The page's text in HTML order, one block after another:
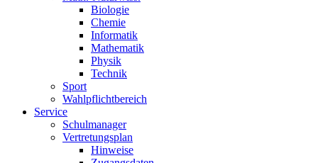
Biologie
Chemie
Informatik
Mathematik
Physik
Technik
Sport
Wahlpflichtbereich
Service
Schulmanager
Vertretungsplan
Hinweise